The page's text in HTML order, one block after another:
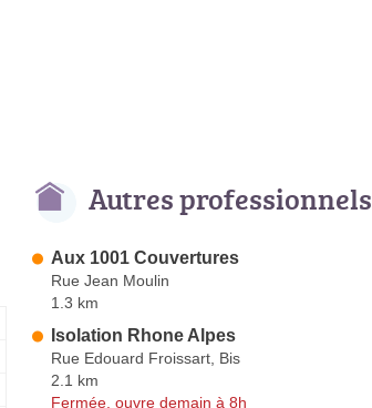
Autres professionnels
Aux 1001 Couvertures
Rue Jean Moulin
1.3 km
Isolation Rhone Alpes
Rue Edouard Froissart, Bis
2.1 km
Fermée, ouvre demain à 8h